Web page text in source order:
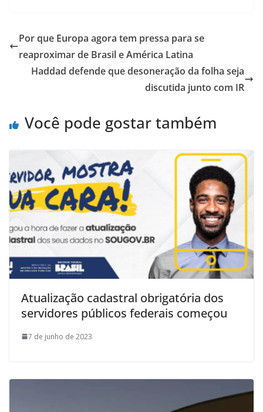
Por que Europa agora tem pressa para se
reaproximar de Brasil e América Latina
Haddad defende que desoneração da folha seja
discutida junto com IR
Você pode gostar também
Atualização cadastral obrigatória dos
servidores públicos federais começou
7 de junho de 2023